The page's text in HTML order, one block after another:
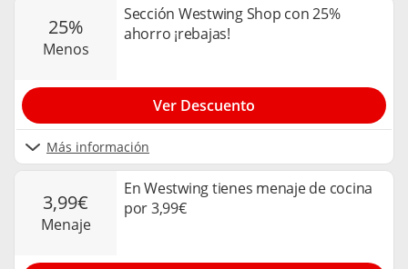
25%
menos
Sección Westwing Shop con 25%
ahorro ¡rebajas!
Más información
Ver Descuento
3,99€
menaje
En Westwing tienes menaje de cocina
por 3,99€